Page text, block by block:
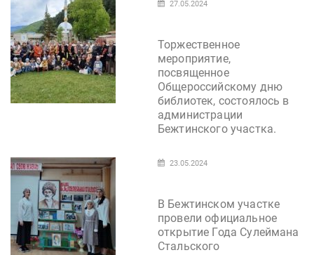
27.05.2024
Торжественное
мероприятие,
посвященное
Общероссийскому дню
библиотек, состоялось в
администрации
Бежтинского участка.
23.05.2024
В Бежтинском участке
провели официальное
открытие Года Сулеймана
Стальского